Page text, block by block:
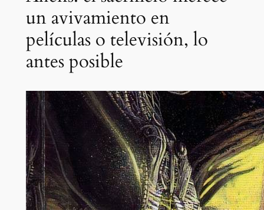
un avivamiento en
películas o televisión, lo
antes posible